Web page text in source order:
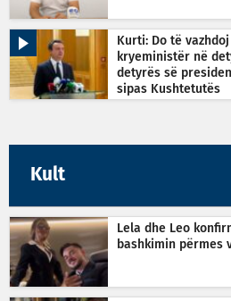
Kurti: Do të
kryeministër në
detyrës së
sipas Kushtetutës
Kult
Lela dhe Leo
bashkimin përmes